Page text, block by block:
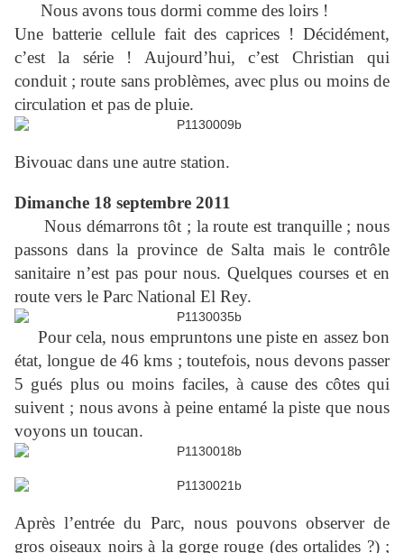
Nous avons tous dormi comme des loirs !
Une batterie cellule fait des caprices ! Décidément,
c’est la série ! Aujourd’hui, c’est Christian qui
conduit ; route sans problèmes, avec plus ou moins de
circulation et pas de pluie.
Bivouac dans une autre station.
Dimanche 18 septembre 2011
Nous démarrons tôt ; la route est tranquille ; nous
passons dans la province de Salta mais le contrôle
sanitaire n’est pas pour nous. Quelques courses et en
route vers le Parc National El Rey.
Pour cela, nous empruntons une piste en assez bon
état, longue de 46 kms ; toutefois, nous devons passer
5 gués plus ou moins faciles, à cause des côtes qui
suivent ; nous avons à peine entamé la piste que nous
voyons un toucan.
Après l’entrée du Parc, nous pouvons observer de
gros oiseaux noirs à la gorge rouge (des ortalides ?) ;